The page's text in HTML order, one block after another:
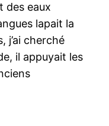
des eaux
lapait la
j’ai cherché
il appuyait les